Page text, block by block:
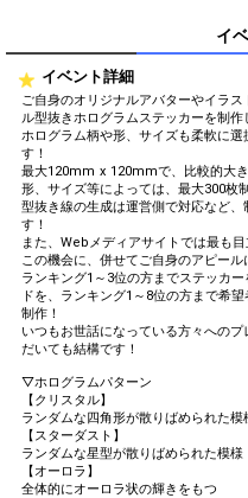
To send performers paid items,
you must use Show Gold.
イ
イベント詳細
ご自身のオリジナルアバターやイラ
ル型抜きホログラムステッカーを制作
ホログラム柄や形、サイズも柔軟に
す！
最大120mm x 120mmで、比較的大き
形、サイズ等によっては、最大300枚
型抜き線の生成は運営側で対応など
す！
また、Webメディアサイトでは最も目
この機会に、併せてご自身のアピール
ランキング1～3位の方までステッカ
ドを、ランキング1～8位の方まで希
制作！
いつもお世話になっている方々への
だいても結構です！
▽ホログラムパターン
【クリスタル】
ランダムな四角形が散りばめられた模
【スターダスト】
ランダムな星型が散りばめられた模様
【オーロラ】
全体的にオーロラ状の輝きをもつ